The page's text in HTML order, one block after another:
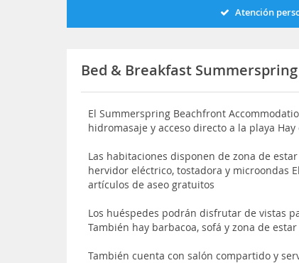
Atención
Bed & Breakfast
El Summerspring Beachfront
hidromasaje y acceso directo a la playa
Las habitaciones disponen de zona de
hervidor eléctrico, tostadora y microondas
artículos de aseo gratuitos
Los huéspedes podrán disfrutar de vistas
También hay barbacoa, sofá y zona de
También cuenta con salón compartido y